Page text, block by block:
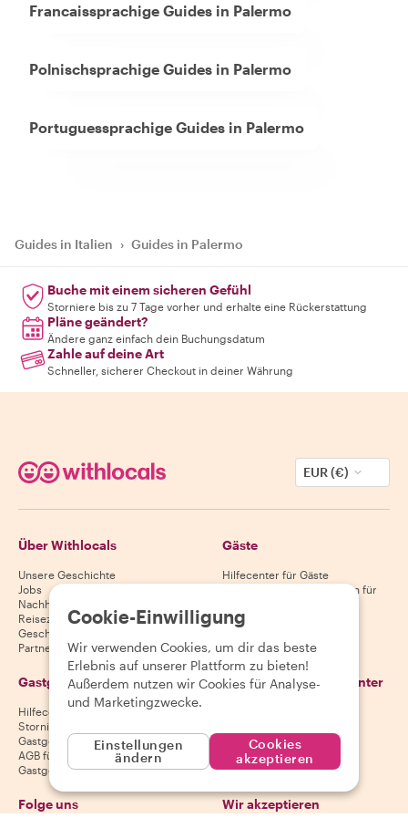
Francaissprachige Guides in Palermo
Polnischsprachige Guides in Palermo
Portuguessprachige Guides in Palermo
Guides in Italien › Guides in Palermo
Buche mit einem sicheren Gefühl
Storniere bis zu 7 Tage vorher und erhalte eine Rückerstattung
Pläne geändert?
Ändere ganz einfach dein Buchungsdatum
Zahle auf deine Art
Schneller, sicherer Checkout in deiner Währung
EUR (€)
Über Withlocals
Unsere Geschichte
Jobs
Nachhaltigkeit
Reiseziele
Geschenkgutscheine
Partnerschaften
Gäste
Hilfecenter für Gäste
Stornierungsbedingungen für
AGB für Gäste
Gastgeber
Hilfecenter für Gastgeber
Stornierungsbedingungen für
Gastgeber
AGB für Gastgeber
Gastgeber werden
Lade unsere App herunter
Folge uns Wir akzeptieren
Cookie-Einwilligung
Wir verwenden Cookies, um dir das beste
Erlebnis auf unserer Plattform zu bieten!
Außerdem nutzen wir Cookies für Analyse-
und Marketingzwecke.
Einstellungen
ändern
Cookies
akzeptieren